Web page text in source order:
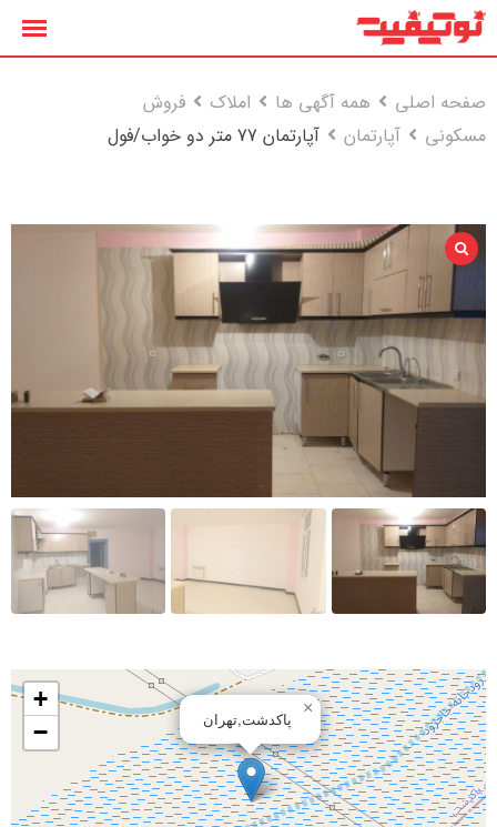
پرش
صفحه اصلی
همه آگهی ها املاک
فروش
مسکونی
آپارتمان آپارتمان 77 متر دو خواب/فول
پاکدشت,تهران
×
+
−